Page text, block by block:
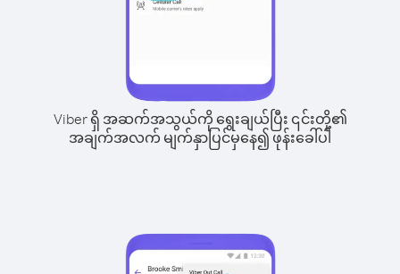
Viber ရှိ အဆက်အသွယ်ကို ရွေးချယ်ပြီး ၎င်းတို့၏
အချက်အလက် မျက်နှာပြင်မှနေ၍ ဖုန်းခေါ်ပါ